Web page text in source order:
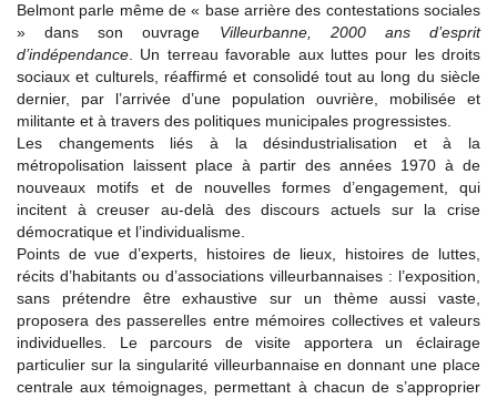
Belmont parle même de « base arrière des contestations sociales
» dans son ouvrage Villeurbanne, 2000 ans d’esprit
d’indépendance . Un terreau favorable aux luttes pour les droits
sociaux et culturels, réaffirmé et consolidé tout au long du siècle
dernier, par l’arrivée d’une population ouvrière, mobilisée et
militante et à travers des politiques municipales progressistes.
Les changements liés à la désindustrialisation et à la
métropolisation laissent place à partir des années 1970 à de
nouveaux motifs et de nouvelles formes d’engagement, qui
incitent à creuser au-delà des discours actuels sur la crise
démocratique et l’individualisme.
Points de vue d’experts, histoires de lieux, histoires de luttes,
récits d’habitants ou d’associations villeurbannaises : l’exposition,
sans prétendre être exhaustive sur un thème aussi vaste,
proposera des passerelles entre mémoires collectives et valeurs
individuelles. Le parcours de visite apportera un éclairage
particulier sur la singularité villeurbannaise en donnant une place
centrale aux témoignages, permettant à chacun de s’approprier